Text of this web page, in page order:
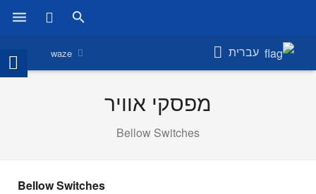
ראשי עברית waze
מפסקי אוויר
Bellow Switches
Bellow Switches